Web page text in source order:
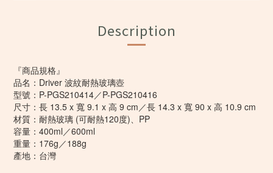
Description
『商品規格』
品名：Driver 波紋耐熱玻璃壺
型號：P-PGS210414／P-PGS210416
尺寸：長 13.5 x 寬 9.1 x 高 9 cm／長 14.3 x 寬 90 x 高 10.9 cm
材質：耐熱玻璃 (可耐熱120度)、PP
容量：400ml／600ml
重量：176g／188g
產地：台灣